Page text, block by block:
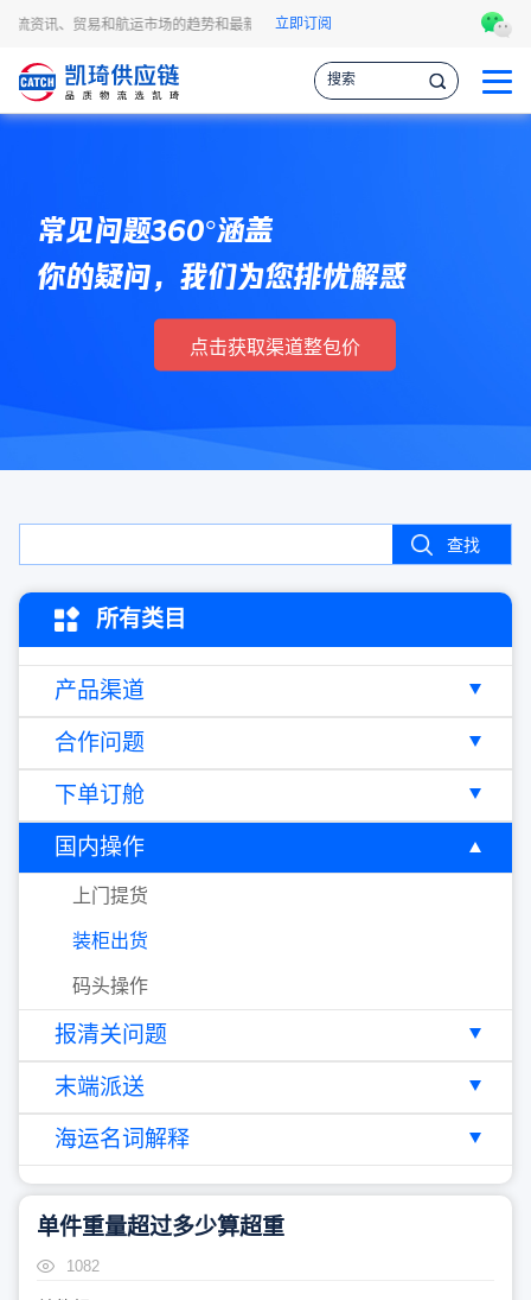
流资讯、贸易和航运市场的趋势和最新事件，让您掌握各种情报，作出更明智的供
立即订阅
常见问题360°涵盖
你的疑问，我们为您排忧解惑
点击获取渠道整包价
查找
所有类目
产品渠道
合作问题
下单订舱
国内操作
上门提货
装柜出货
码头操作
报清关问题
末端派送
海运名词解释
单件重量超过多少算超重
1082